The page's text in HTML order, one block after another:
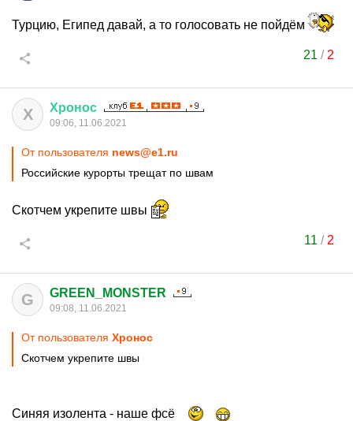
Турцию, Египед давай, а то голосовать не пойдём
21 / 2
Х Хронос
09:06, 11.06.2021
От пользователя news@e1.ru
Российские курорты трещат по швам
Скотчем укрепите швы
11 / 2
G GREEN_MONSTER
09:08, 11.06.2021
От пользователя Хронос
Скотчем укрепите швы
Синяя изолента - наше фсё